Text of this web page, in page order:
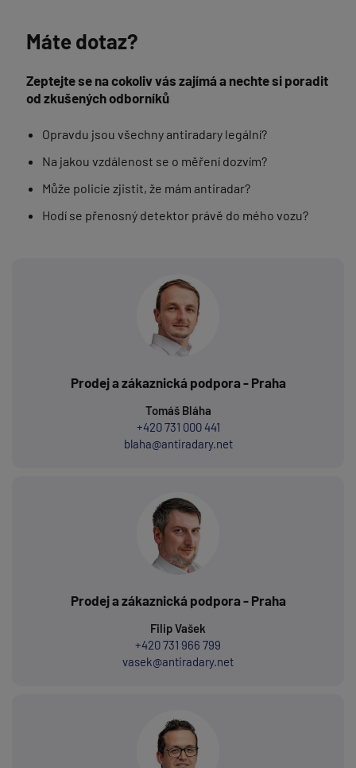
Máte dotaz?
Zeptejte se na cokoliv vás zajímá a nechte si poradit
od zkušených odborníků
Opravdu jsou všechny antiradary legální?
Na jakou vzdálenost se o měření dozvím?
Může policie zjistit, že mám antiradar?
Hodí se přenosný detektor právě do mého vozu?
Prodej a zákaznická podpora - Praha
Tomáš Bláha
+420 731 000 441
blaha@antiradary.net
Prodej a zákaznická podpora - Praha
Filip Vašek
+420 731 966 799
vasek@antiradary.net